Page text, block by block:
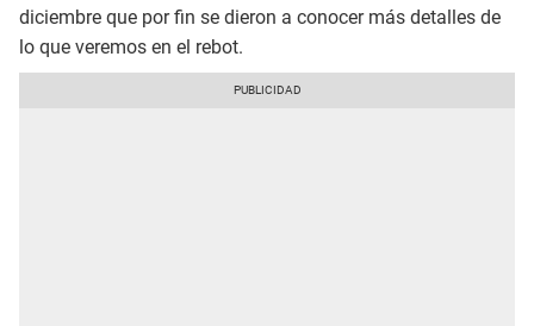
diciembre que por fin se dieron a conocer más detalles de
lo que veremos en el rebot.